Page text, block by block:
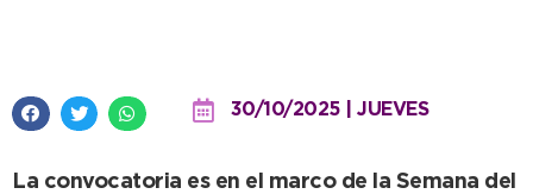
30/10/2025 | JUEVES
La convocatoria es en el marco de la Semana del